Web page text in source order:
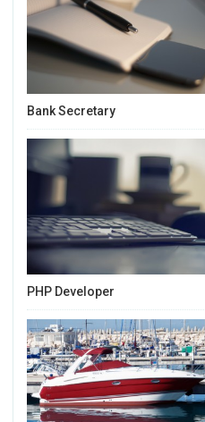
Bank Secretary
PHP Developer